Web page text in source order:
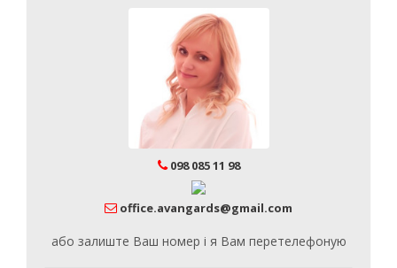
098 085 11 98
office.avangards@gmail.com
або залиште Ваш номер і я Вам перетелефоную